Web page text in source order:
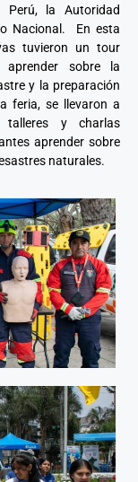
Perú, la Autoridad
Nacional. En esta
tuvieron un tour
aprender sobre la
y la preparación
feria, se llevaron a
talleres y charlas
aprender sobre
naturales.